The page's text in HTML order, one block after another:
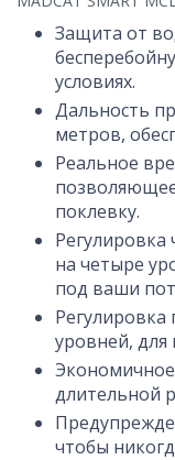
Защита от
условиях.
Дальность
метров,
Реальное
поклевку.
Регулировка
на четыре
под ваши
уровней,
длительной
чтобы